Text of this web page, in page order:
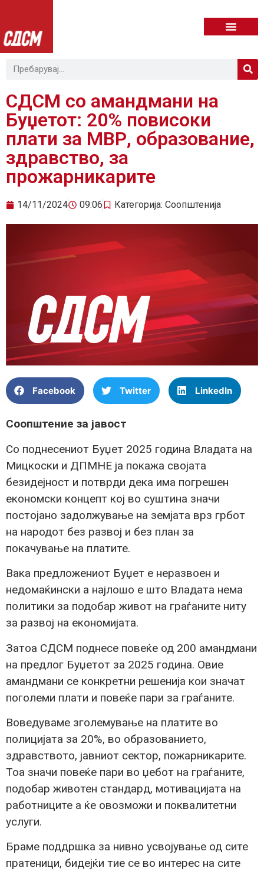
СДСМ со амандмани на
Буџетот: 20% повисоки
плати за МВР, образование,
здравство, за
прожарникарите
14/11/2024 09:06 Категорија: Соопштенија
Facebook Twitter LinkedIn
Соопштение за јавост
Со поднесениот Буџет 2025 година Владата на
Мицкоски и ДПМНЕ ја покажа својата
безидејност и потврди дека има погрешен
економски концепт кој во суштина значи
постојано задолжување на земјата врз грбот
на народот без развој и без план за
покачување на платите.
Вака предложениот Буџет е неразвоен и
недомаќински а најлошо е што Владата нема
политики за подобар живот на граѓаните ниту
за развој на економијата.
Затоа СДСМ поднесе повеќе од 200 амандмани
на предлог Буџетот за 2025 година. Овие
амандмани се конкретни решенија кои значат
поголеми плати и повеќе пари за граѓаните.
Воведуваме зголемување на платите во
полицијата за 20%, во образованието,
здравството, јавниот сектор, пожарникарите.
Тоа значи повеќе пари во џебот на граѓаните,
подобар животен стандард, мотивацијата на
работниците а ќе овозможи и поквалитетни
услуги.
Браме поддршка за нивно усвојување од сите
пратеници, бидејќи тие се во интерес на сите